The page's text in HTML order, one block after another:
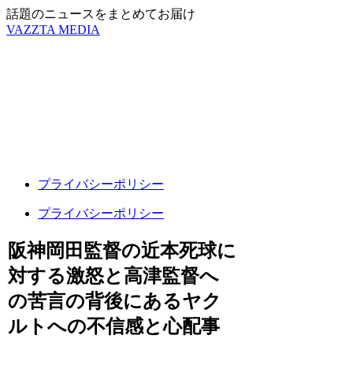
話題のニュースをまとめてお届け
VAZZTA MEDIA
プライバシーポリシー
プライバシーポリシー
阪神岡田監督の近本死球に
対する激怒と高津監督へ
の苦言の背後にあるヤク
ルトへの不信感と心配事